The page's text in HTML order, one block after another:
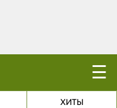
☰
ХИТЫ